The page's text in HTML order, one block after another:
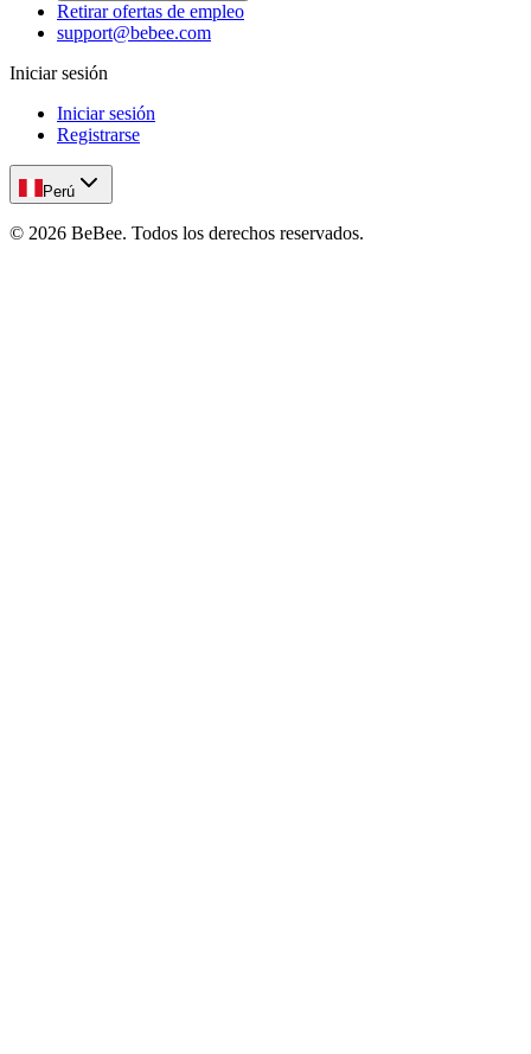
Retirar ofertas de empleo
support@bebee.com
Iniciar sesión
Iniciar sesión
Registrarse
Perú
© 2026 BeBee. Todos los derechos reservados.